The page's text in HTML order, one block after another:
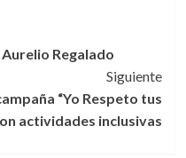
Regalado
Siguiente
“Yo Respeto tus
actividades inclusivas